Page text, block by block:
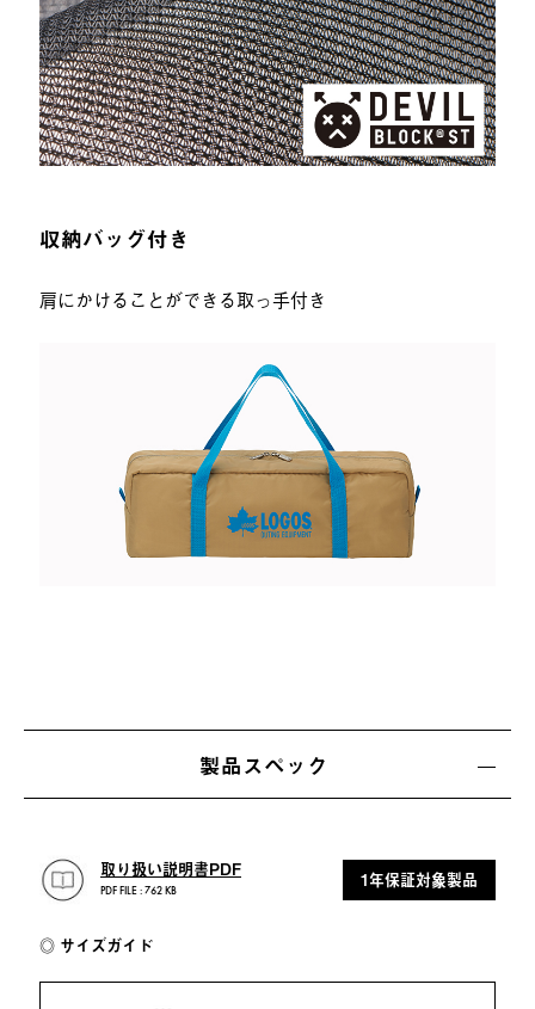
収納バッグ付き
肩にかけることができる取っ手付き
製品スペック
取り扱い説明書PDF
PDF FILE : 762 KB
1年保証対象製品
サイズガイド